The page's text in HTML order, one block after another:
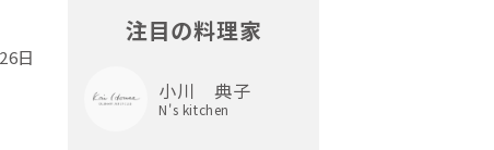
日
注目の料理家
小川 典子
N's kitchen